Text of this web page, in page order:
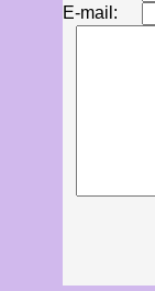
E-mail: